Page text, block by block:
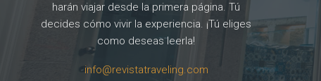
harán viajar desde la primera página. Tú
decides cómo vivir la experiencia. ¡Tú eliges
como deseas leerla!
info@revistatraveling.com